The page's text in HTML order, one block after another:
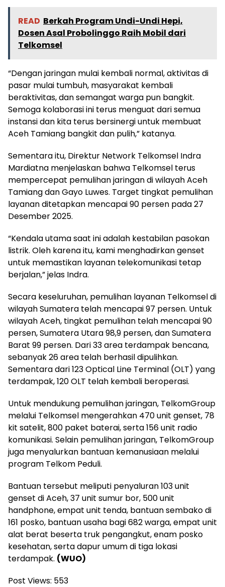
READ Berkah Program Undi-Undi Hepi,
Dosen Asal Probolinggo Raih Mobil dari
Telkomsel
“Dengan jaringan mulai kembali normal, aktivitas di
pasar mulai tumbuh, masyarakat kembali
beraktivitas, dan semangat warga pun bangkit.
Semoga kolaborasi ini terus menguat dari semua
instansi dan kita terus bersinergi untuk membuat
Aceh Tamiang bangkit dan pulih,” katanya.
Sementara itu, Direktur Network Telkomsel Indra
Mardiatna menjelaskan bahwa Telkomsel terus
mempercepat pemulihan jaringan di wilayah Aceh
Tamiang dan Gayo Luwes. Target tingkat pemulihan
layanan ditetapkan mencapai 90 persen pada 27
Desember 2025.
“Kendala utama saat ini adalah kestabilan pasokan
listrik. Oleh karena itu, kami menghadirkan genset
untuk memastikan layanan telekomunikasi tetap
berjalan,” jelas Indra.
Secara keseluruhan, pemulihan layanan Telkomsel di
wilayah Sumatera telah mencapai 97 persen. Untuk
wilayah Aceh, tingkat pemulihan telah mencapai 90
persen, Sumatera Utara 98,9 persen, dan Sumatera
Barat 99 persen. Dari 33 area terdampak bencana,
sebanyak 26 area telah berhasil dipulihkan.
Sementara dari 123 Optical Line Terminal (OLT) yang
terdampak, 120 OLT telah kembali beroperasi.
Untuk mendukung pemulihan jaringan, TelkomGroup
melalui Telkomsel mengerahkan 470 unit genset, 78
kit satelit, 800 paket baterai, serta 156 unit radio
komunikasi. Selain pemulihan jaringan, TelkomGroup
juga menyalurkan bantuan kemanusiaan melalui
program Telkom Peduli.
Bantuan tersebut meliputi penyaluran 103 unit
genset di Aceh, 37 unit sumur bor, 500 unit
handphone, empat unit tenda, bantuan sembako di
161 posko, bantuan usaha bagi 682 warga, empat unit
alat berat beserta truk pengangkut, enam posko
kesehatan, serta dapur umum di tiga lokasi
terdampak. (WUO)
Post Views: 553